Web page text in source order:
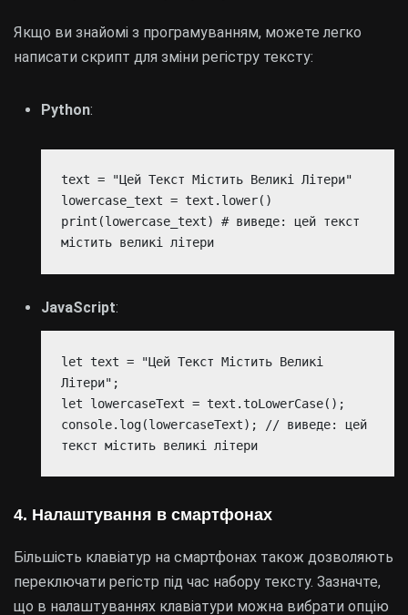
Якщо ви знайомі з програмуванням, можете легко
написати скрипт для зміни регістру тексту:
Python:
text = "Цей Текст Містить Великі Літери"
lowercase_text = text.lower()
print(lowercase_text) # виведе: цей текст
містить великі літери
JavaScript:
let text = "Цей Текст Містить Великі
Літери";
let lowercaseText = text.toLowerCase();
console.log(lowercaseText); // виведе: цей
текст містить великі літери
4. Налаштування в смартфонах
Більшість клавіатур на смартфонах також дозволяють
переключати регістр під час набору тексту. Зазначте,
що в налаштуваннях клавіатури можна вибрати опцію